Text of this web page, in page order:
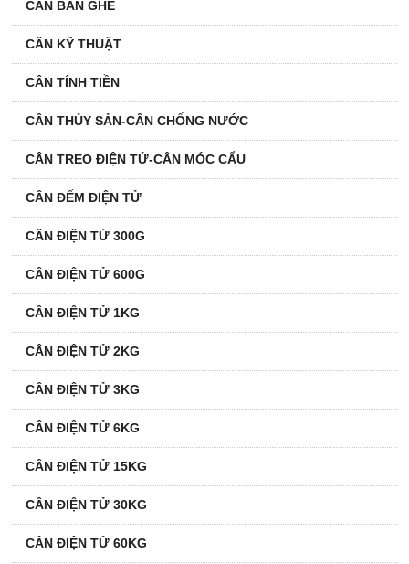
CÂN BÀN GHẾ
CÂN KỸ THUẬT
CÂN TÍNH TIỀN
CÂN THỦY SẢN-CÂN CHỐNG NƯỚC
CÂN TREO ĐIỆN TỬ-CÂN MÓC CẨU
CÂN ĐẾM ĐIỆN TỬ
CÂN ĐIỆN TỬ 300G
CÂN ĐIỆN TỬ 600G
CÂN ĐIỆN TỬ 1KG
CÂN ĐIỆN TỬ 2KG
CÂN ĐIỆN TỬ 3KG
CÂN ĐIỆN TỬ 6KG
CÂN ĐIỆN TỬ 15KG
CÂN ĐIỆN TỬ 30KG
CÂN ĐIỆN TỬ 60KG